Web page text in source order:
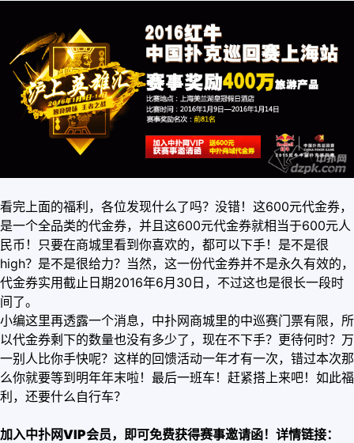
看完上面的福利，各位发现什么了吗？没错！这600元代金券，
是一个全品类的代金券，并且这600元代金券就相当于600元人
民币！只要在商城里看到你喜欢的，都可以下手！是不是很
high？是不是很给力？当然，这一份代金券并不是永久有效的，
代金券实用截止日期2016年6月30日，不过这也是很长一段时
间了。
小编这里再透露一个消息，中扑网商城里的中巡赛门票有限，所
以代金券剩下的数量也没有多少了，现在不下手？更待何时？万
一别人比你手快呢？这样的回馈活动一年才有一次，错过本次那
么你就要等到明年年末啦！最后一班车！赶紧搭上来吧！如此福
利，还要什么自行车？
加入中扑网VIP会员，即可免费获得赛事邀请函！详情链接：